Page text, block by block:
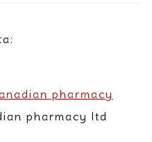
pharmacy
pharmacy ltd